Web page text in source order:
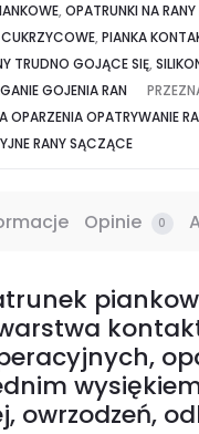
,OPATRUNKI NA RANY
,PIANKA
TRUDNO GOJĄCE SIĘ,
GOJENIA RAN
OPARZENIAOPATRYWANIE
RANY SĄCZĄCE
Opinie 0
owrzodzeń,